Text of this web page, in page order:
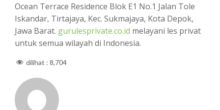
Ocean Terrace Residence Blok E1 No.1 Jalan Tole
Iskandar, Tirtajaya, Kec. Sukmajaya, Kota Depok,
Jawa Barat. gurulesprivate.co.id melayani les privat
untuk semua wilayah di Indonesia.
dilihat : 8,704